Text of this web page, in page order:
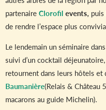
partenaireClorofil events,
de rendre l’espace plus
Le lendemain un séminaire dans
suivi d’un cocktail
retournent dans leurs hôtels et
Baumanière(Relais & Château
macarons au guide Michelin).